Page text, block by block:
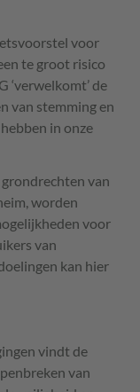
voor
te groot risico
‘verwelkomt’ de
van stemming en
in onze
van
worden
voor
van
kan hier
vindt de
van